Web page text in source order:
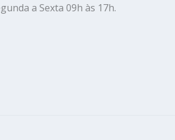
a Sexta 09h às 17h.